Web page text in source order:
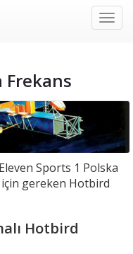
Uydu
Frekans
Sports 1 Polska
için gereken Hotbird
Hotbird